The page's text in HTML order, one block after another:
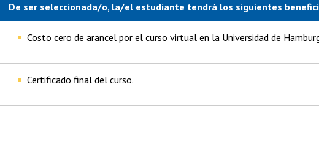
De ser seleccionada/o, la/el estudiante tendrá los siguientes
Costo cero de arancel por el curso virtual en la Universidad de
Certificado final del curso.